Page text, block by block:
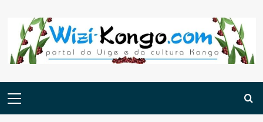
content
Menu